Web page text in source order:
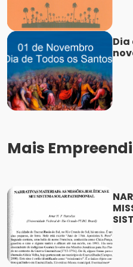
Dia
Mais